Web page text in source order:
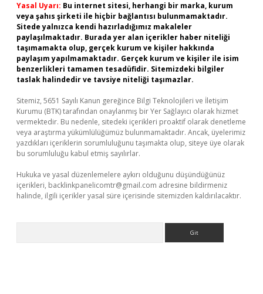
Yasal Uyarı: Bu internet sitesi, herhangi bir marka, kurum
veya şahıs şirketi ile hiçbir bağlantısı bulunmamaktadır.
Sitede yalnızca kendi hazırladığımız makaleler
paylaşılmaktadır. Burada yer alan içerikler haber niteliği
taşımamakta olup, gerçek kurum ve kişiler hakkında
paylaşım yapılmamaktadır. Gerçek kurum ve kişiler ile isim
benzerlikleri tamamen tesadüfidir. Sitemizdeki bilgiler
taslak halindedir ve tavsiye niteliği taşımazlar.
Sitemiz, 5651 Sayılı Kanun gereğince Bilgi Teknolojileri ve İletişim
Kurumu (BTK) tarafından onaylanmış bir Yer Sağlayıcı olarak hizmet
vermektedir. Bu nedenle, sitedeki içerikleri proaktif olarak denetleme
veya araştırma yükümlülüğümüz bulunmamaktadır. Ancak, üyelerimiz
yazdıkları içeriklerin sorumluluğunu taşımakta olup, siteye üye olarak
bu sorumluluğu kabul etmiş sayılırlar.
Hukuka ve yasal düzenlemelere aykırı olduğunu düşündüğünüz
içerikleri, backlinkpanelicomtr@gmail.com adresine bildirmeniz
halinde, ilgili içerikler yasal süre içerisinde sitemizden kaldırılacaktır.